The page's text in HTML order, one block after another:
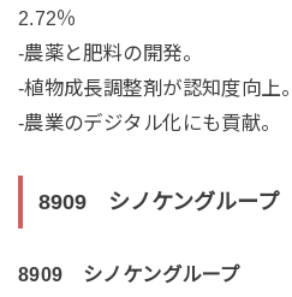
2.72％
-農薬と肥料の開発。
-植物成長調整剤が認知度向上。
-農業のデジタル化にも貢献。
8909 シノケングループ
8909 シノケングループ